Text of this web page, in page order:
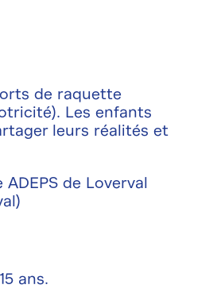
de raquette
Les enfants
leurs réalités et
de Loverval
ans.